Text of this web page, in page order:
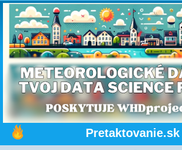
Pretaktovanie.sk